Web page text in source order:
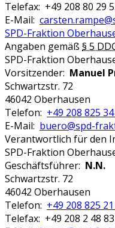
Telefax: +49 208 80 29
E-Mail:
SPD-Fraktion
Angaben gemäß § 5
SPD-Fraktion
Vorsitzender: Manuel
Schwartzstr. 72
46042 Oberhausen
Telefon: +49 208 825
E-Mail: buero@spd-
Verantwortlich für den
SPD-Fraktion
Geschäftsführer: N.N.
Schwartzstr. 72
46042 Oberhausen
Telefon: +49 208 825
Telefax: +49 208 2 48 83